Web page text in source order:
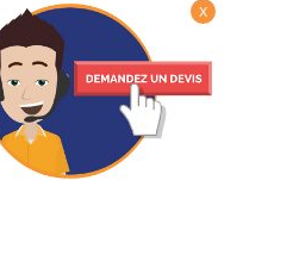
X